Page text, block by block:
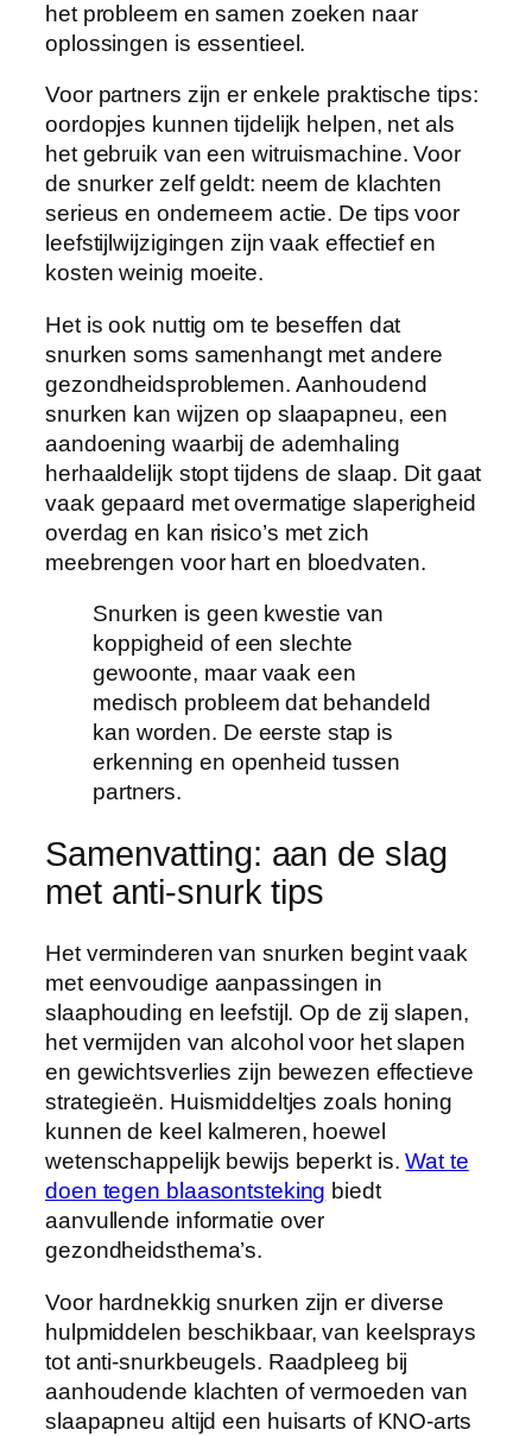
het probleem en samen zoeken naar
oplossingen is essentieel.
Voor partners zijn er enkele praktische tips:
oordopjes kunnen tijdelijk helpen, net als
het gebruik van een witruismachine. Voor
de snurker zelf geldt: neem de klachten
serieus en onderneem actie. De tips voor
leefstijlwijzigingen zijn vaak effectief en
kosten weinig moeite.
Het is ook nuttig om te beseffen dat
snurken soms samenhangt met andere
gezondheidsproblemen. Aanhoudend
snurken kan wijzen op slaapapneu, een
aandoening waarbij de ademhaling
herhaaldelijk stopt tijdens de slaap. Dit gaat
vaak gepaard met overmatige slaperigheid
overdag en kan risico’s met zich
meebrengen voor hart en bloedvaten.
Snurken is geen kwestie van
koppigheid of een slechte
gewoonte, maar vaak een
medisch probleem dat behandeld
kan worden. De eerste stap is
erkenning en openheid tussen
partners.
Samenvatting: aan de slag
met anti-snurk tips
Het verminderen van snurken begint vaak
met eenvoudige aanpassingen in
slaaphouding en leefstijl. Op de zij slapen,
het vermijden van alcohol voor het slapen
en gewichtsverlies zijn bewezen effectieve
strategieën. Huismiddeltjes zoals honing
kunnen de keel kalmeren, hoewel
wetenschappelijk bewijs beperkt is.Wat te
doen tegen blaasontsteking biedt
aanvullende informatie over
gezondheidsthema’s.
Voor hardnekkig snurken zijn er diverse
hulpmiddelen beschikbaar, van keelsprays
tot anti-snurkbeugels. Raadpleeg bij
aanhoudende klachten of vermoeden van
slaapapneu altijd een huisarts of KNO-arts